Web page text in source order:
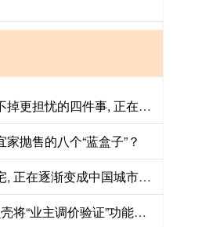
富明证券 比房子卖不掉更担忧的四件事, 正在各个城市蔓延, 老百姓要警惕
抛售的八个“蓝盒子”？
金股宝配资 高层住宅, 正在逐渐变成中国城市的下一个大麻烦
沪深投 广受好评! 贝壳将“业主调价验证”功能扩至全国75城